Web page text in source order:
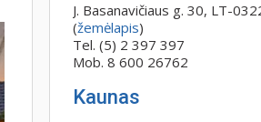
J. Basanavičiaus g. 30, LT-
(žemėlapis)
Tel. (5) 2 397 397
Mob. 8 600 26762
Kaunas